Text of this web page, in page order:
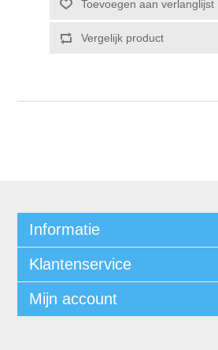
Informatie
Klantenservice
Mijn account